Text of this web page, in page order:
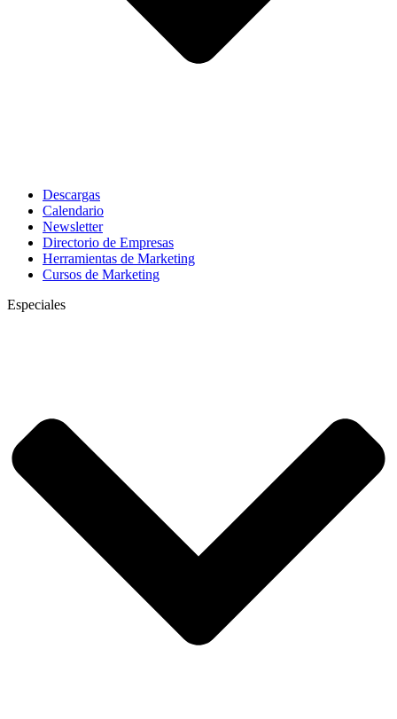
Descargas
Calendario
Newsletter
Directorio de Empresas
Herramientas de Marketing
Cursos de Marketing
Especiales